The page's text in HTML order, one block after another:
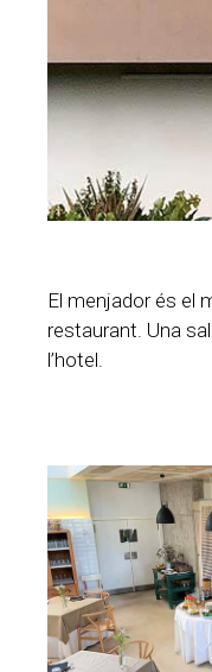
El menjador és el
restaurant. Una
l’hotel.